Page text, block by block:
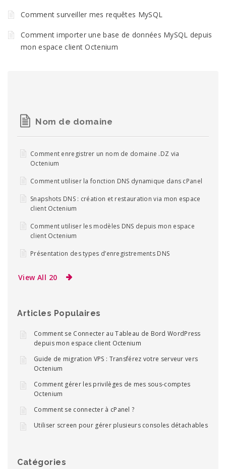
Comment surveiller mes requêtes MySQL
Comment importer une base de données MySQL depuis
mon espace client Octenium
Nom de domaine
Comment enregistrer un nom de domaine .DZ via
Octenium
Comment utiliser la fonction DNS dynamique dans cPanel
Snapshots DNS : création et restauration via mon espace
client Octenium
Comment utiliser les modèles DNS depuis mon espace
client Octenium
Présentation des types d’enregistrements DNS
View All 20
Articles Populaires
Comment se Connecter au Tableau de Bord WordPress
depuis mon espace client Octenium
Guide de migration VPS : Transférez votre serveur vers
Octenium
Comment gérer les privilèges de mes sous-comptes
Octenium
Comment se connecter à cPanel ?
Utiliser screen pour gérer plusieurs consoles détachables
Catégories